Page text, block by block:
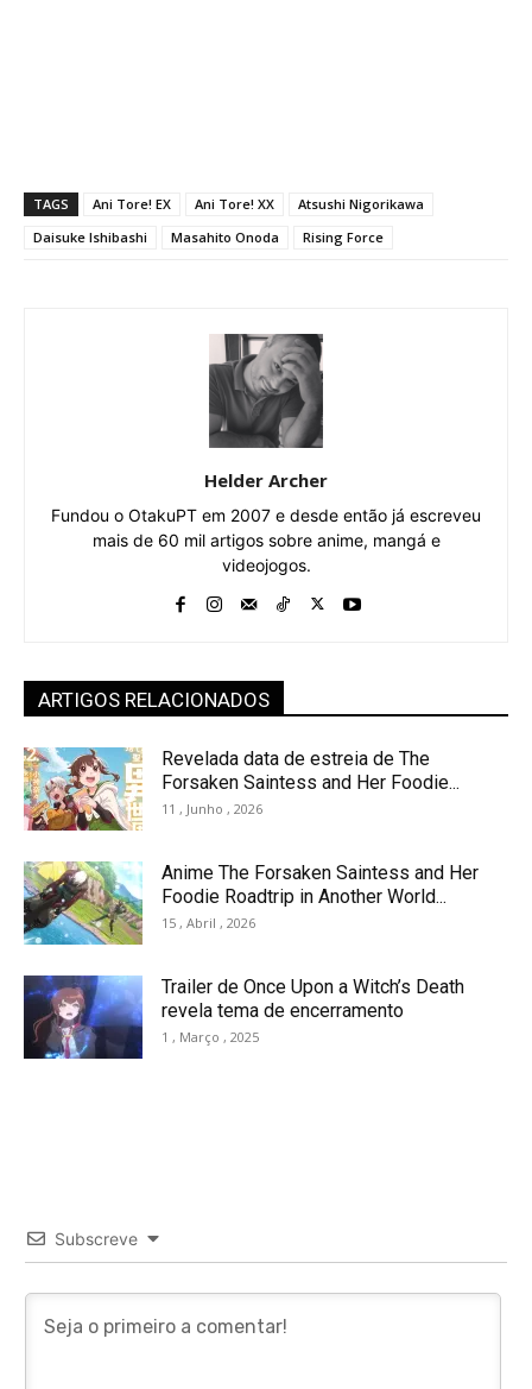
TAGS Ani Tore! EX Ani Tore! XX
Atsushi Nigorikawa
Daisuke Ishibashi
Masahito Onoda Rising Force
Helder Archer
Fundou o OtakuPT em 2007 e desde então já escreveu
mais de 60 mil artigos sobre anime, mangá e
videojogos.
ARTIGOS RELACIONADOS
Revelada data de estreia de The
Forsaken Saintess and Her Foodie...
11 , Junho , 2026
Anime The Forsaken Saintess and Her
Foodie Roadtrip in Another World...
15 , Abril , 2026
Trailer de Once Upon a Witch’s Death
revela tema de encerramento
1 , Março , 2025
Subscreve